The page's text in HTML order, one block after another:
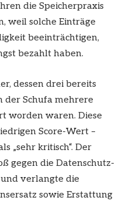
die Speicherpraxis
weil solche Einträge
beeinträchtigen,
bezahlt haben.
dessen drei bereits
der Schufa mehrere
worden waren. Diese
Score-Wert –
„sehr kritisch“. Der
gegen die Datenschutz-
verlangte die
sowie Erstattung